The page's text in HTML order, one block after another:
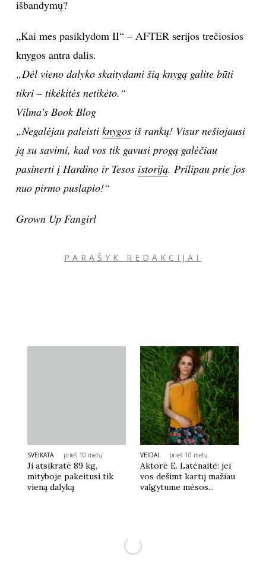
išbandymų?
„Kai mes pasiklydom II“ – AFTER serijos trečiosios
knygos antra dalis.
„Dėl vieno dalyko skaitydami šią knygą galite būti
tikri – tikėkitės netikėto.“
Vilma’s Book Blog
„Negalėjau paleisti knygosiš rankų! Visur nešiojausi
ją su savimi, kad vos tik gavusi progą galėčiau
pasinerti į Hardino ir Tesos istoriją. Prilipau prie jos
nuo pirmo puslapio!“
Grown Up Fangirl
PARAŠYK REDAKCIJAI
SVEIKATA prieš 10 metų
Ji atsikratė 89 kg,
mityboje pakeitusi tik
vieną dalyką
VEIDAI prieš 10 metų
Aktorė E. Latėnaitė: jei
vos dešimt kartų mažiau
valgytume mėsos...